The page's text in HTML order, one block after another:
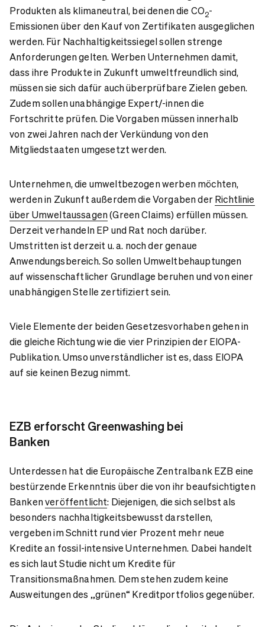
Produkten als klimaneutral, bei denen die CO2-
Emissionen über den Kauf von Zertifikaten ausgeglichen
werden. Für Nachhaltigkeitssiegel sollen strenge
Anforderungen gelten. Werben Unternehmen damit,
dass ihre Produkte in Zukunft umweltfreundlich sind,
müssen sie sich dafür auch überprüfbare Zielen geben.
Zudem sollen unabhängige Expert/-innen die
Fortschritte prüfen. Die Vorgaben müssen innerhalb
von zwei Jahren nach der Verkündung von den
Mitgliedstaaten umgesetzt werden.
Unternehmen, die umweltbezogen werben möchten,
werden in Zukunft außerdem die Vorgaben derRichtlinie
über Umweltaussagen(Green Claims) erfüllen müssen.
Derzeit verhandeln EP und Rat noch darüber.
Umstritten ist derzeit u. a. noch der genaue
Anwendungsbereich. So sollen Umweltbehauptungen
auf wissenschaftlicher Grundlage beruhen und von einer
unabhängigen Stelle zertifiziert sein.
Viele Elemente der beiden Gesetzesvorhaben gehen in
die gleiche Richtung wie die vier Prinzipien der EIOPA-
Publikation. Umso unverständlicher ist es, dass EIOPA
auf sie keinen Bezug nimmt.
EZB erforscht Greenwashing bei
Banken
Unterdessen hat die Europäische Zentralbank EZB eine
bestürzende Erkenntnis über die von ihr beaufsichtigten
Bankenveröffentlicht: Diejenigen, die sich selbst als
besonders nachhaltigkeitsbewusst darstellen,
vergeben im Schnitt rund vier Prozent mehr neue
Kredite an fossil-intensive Unternehmen. Dabei handelt
es sich laut Studie nicht um Kredite für
Transitionsmaßnahmen. Dem stehen zudem keine
Ausweitungen des „grünen“ Kreditportfolios gegenüber.